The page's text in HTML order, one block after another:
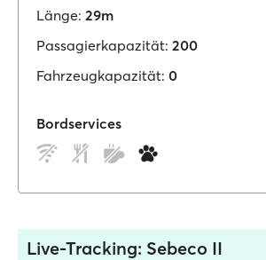
Länge: 29m
Passagierkapazität: 200
Fahrzeugkapazität: 0
Bordservices
Live-Tracking: Sebeco II